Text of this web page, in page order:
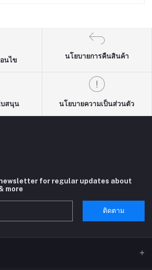
นไข
นโยบายการคืนสินค้า
บสนุน นโยบายความเป็นส่วนตัว
for regular updates about
more
ติดตาม